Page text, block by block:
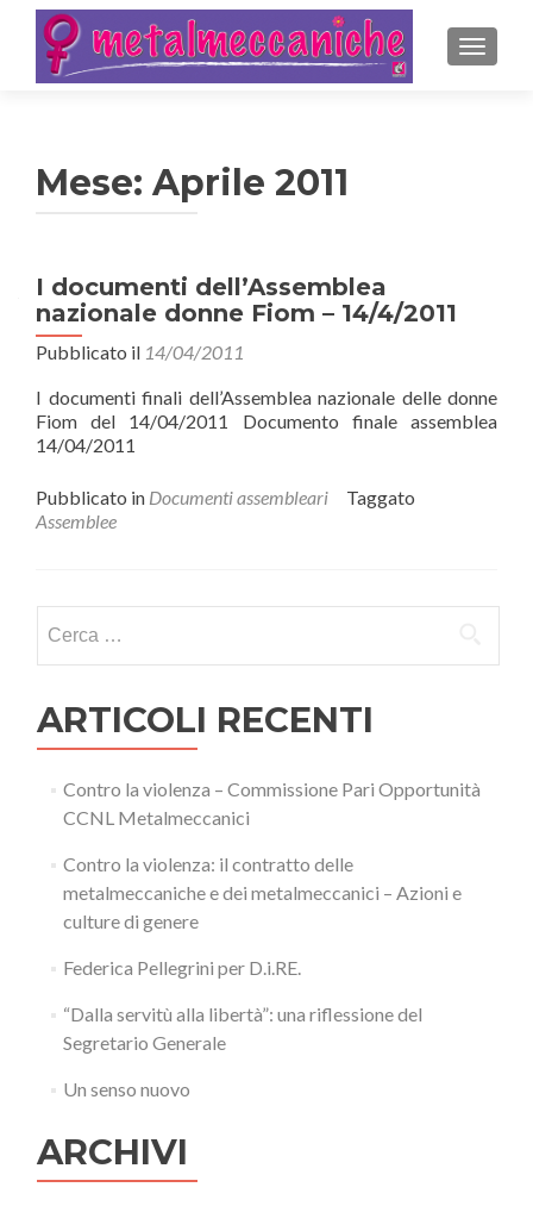
Mese: Aprile 2011
I documenti dell’Assemblea
nazionale donne Fiom – 14/4/2011
Pubblicato il 14/04/2011
I documenti finali dell’Assemblea nazionale delle donne
Fiom del 14/04/2011 Documento finale assemblea
14/04/2011
Pubblicato in Documenti assembleari
Taggato
Assemblee
per:
ARTICOLI RECENTI
Contro la violenza – Commissione Pari Opportunità
CCNL Metalmeccanici
Contro la violenza: il contratto delle
metalmeccaniche e dei metalmeccanici – Azioni e
culture di genere
Federica Pellegrini per D.i.RE.
“Dalla servitù alla libertà”: una riflessione del
Segretario Generale
Un senso nuovo
ARCHIVI